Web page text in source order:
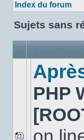
Index du forum
Sujets sans
PHP